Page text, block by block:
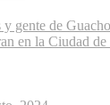
y gente de
en la Ciudad